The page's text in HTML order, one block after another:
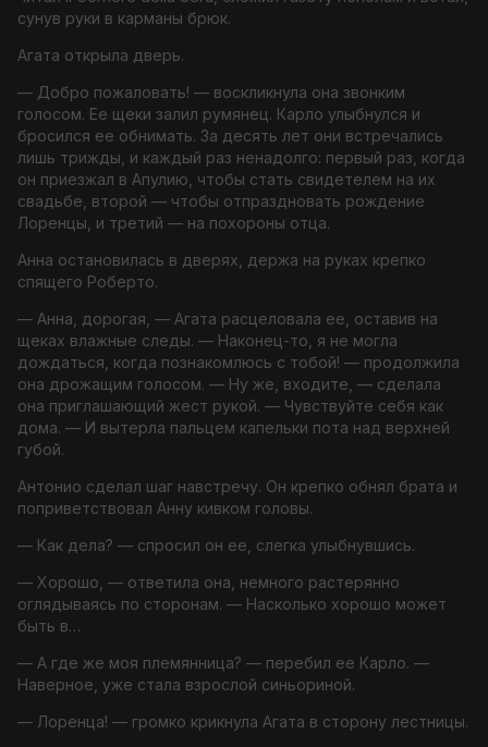
сунув руки в карманы брюк.
Агата открыла дверь.
— Добро пожаловать! — воскликнула она звонким
голосом. Ее щеки залил румянец. Карло улыбнулся и
бросился ее обнимать. За десять лет они встречались
лишь трижды, и каждый раз ненадолго: первый раз, когда
он приезжал в Апулию, чтобы стать свидетелем на их
свадьбе, второй — чтобы отпраздновать рождение
Лоренцы, и третий — на похороны отца.
Анна остановилась в дверях, держа на руках крепко
спящего Роберто.
— Анна, дорогая, — Агата расцеловала ее, оставив на
щеках влажные следы. — Наконец-то, я не могла
дождаться, когда познакомлюсь с тобой! — продолжила
она дрожащим голосом. — Ну же, входите, — сделала
она приглашающий жест рукой. — Чувствуйте себя как
дома. — И вытерла пальцем капельки пота над верхней
губой.
Антонио сделал шаг навстречу. Он крепко обнял брата и
поприветствовал Анну кивком головы.
— Как дела? — спросил он ее, слегка улыбнувшись.
— Хорошо, — ответила она, немного растерянно
оглядываясь по сторонам. — Насколько хорошо может
быть в…
— А где же моя племянница? — перебил ее Карло. —
Наверное, уже стала взрослой синьориной.
— Лоренца! — громко крикнула Агата в сторону лестницы.